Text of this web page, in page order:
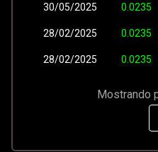
30/05/2025 0.0235
28/02/2025 0.0235
28/02/2025 0.0235
Mostrando